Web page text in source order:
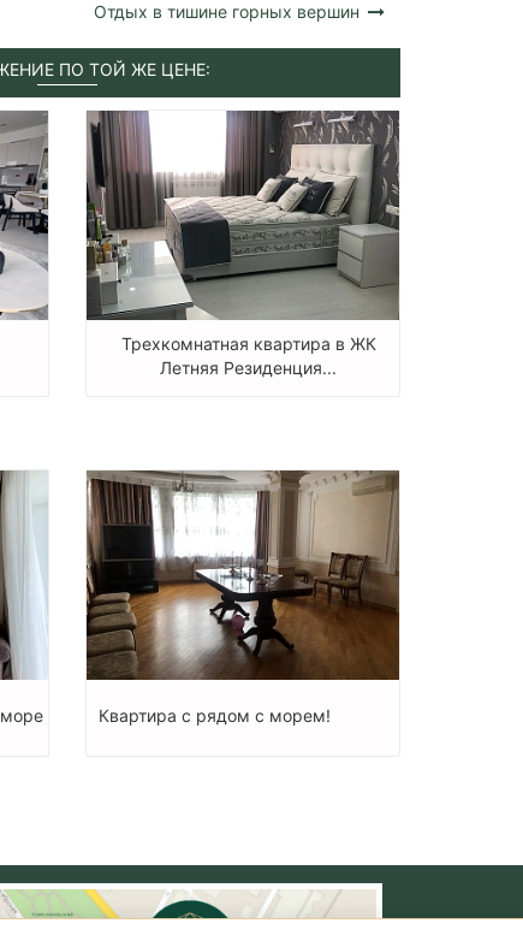
Отдых в тишине горных вершин
ПО ТОЙ ЖЕ ЦЕНЕ:
Трехкомнатная квартира в ЖК
Летняя Резиденция...
Квартира с рядом с морем!